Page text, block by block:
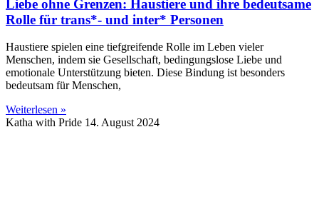
Liebe ohne Grenzen: Haustiere und ihre bedeutsame
Rolle für trans*- und inter* Personen
Haustiere spielen eine tiefgreifende Rolle im Leben vieler
Menschen, indem sie Gesellschaft, bedingungslose Liebe und
emotionale Unterstützung bieten. Diese Bindung ist besonders
bedeutsam für Menschen,
Weiterlesen »
Katha with Pride 14. August 2024